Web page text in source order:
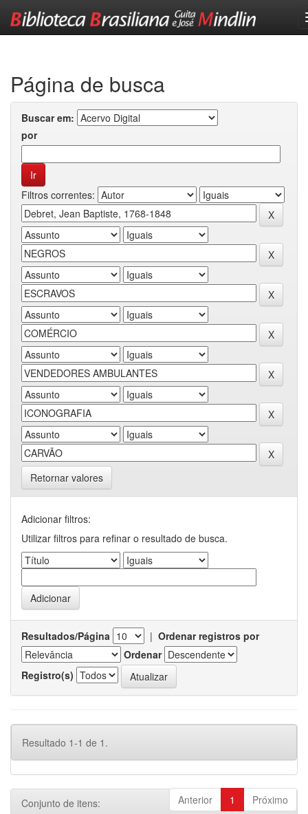
Página de busca
Buscar em:
por
Filtros correntes:
Retornar valores
Adicionar filtros:
Utilizar filtros para refinar o resultado de busca.
Resultados/Página | Ordenar registros por
Ordenar
Registro(s)
Resultado 1-1 de 1.
Anterior 1 Próximo
Conjunto de itens: